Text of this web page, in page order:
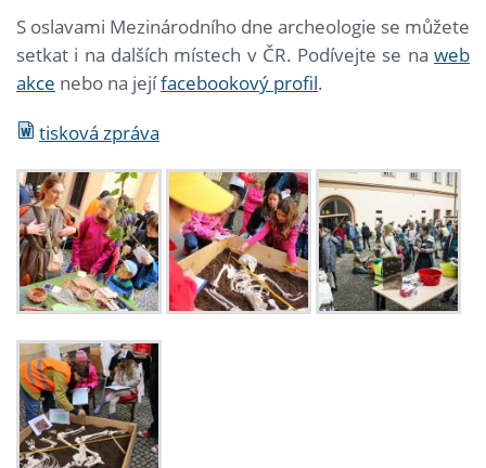
S oslavami Mezinárodního dne archeologie se můžete
setkat i na dalších místech v ČR. Podívejte se na web
akce nebo na jejífacebookový profil.
tisková zpráva